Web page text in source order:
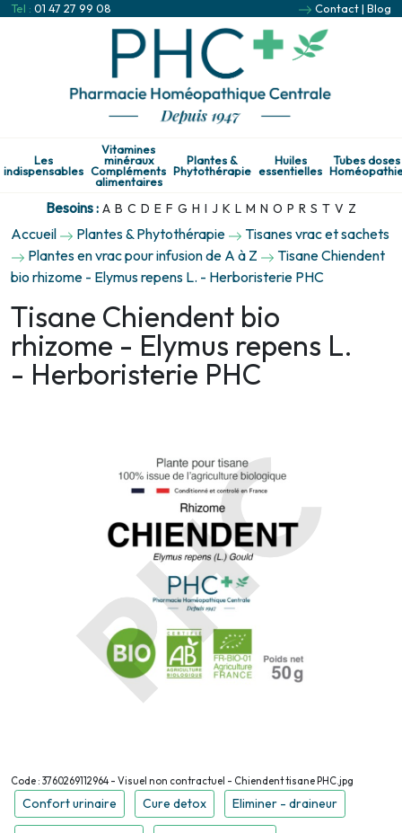
Tel : 01 47 27 99 08 Contact| Blog
Les
indispensables
Vitamines
minéraux
Compléments
alimentaires
Plantes &
Phytothérapie
Huiles
essentielles
Tubes doses
Besoins : A B C D E F G H I J K L M N O P R S T V Z
Accueil Plantes & Phytothérapie
Tisanes vrac et sachets
Plantes en vrac pour infusion de A à Z
Tisane Chiendent
bio rhizome - Elymus repens L. - Herboristerie PHC
Tisane Chiendent bio
rhizome - Elymus repens L.
- Herboristerie PHC
Code : 3760269112964 - Visuel non contractuel - Chiendent tisane PHC.jpg
Confort urinaire Cure detox Eliminer - draineur